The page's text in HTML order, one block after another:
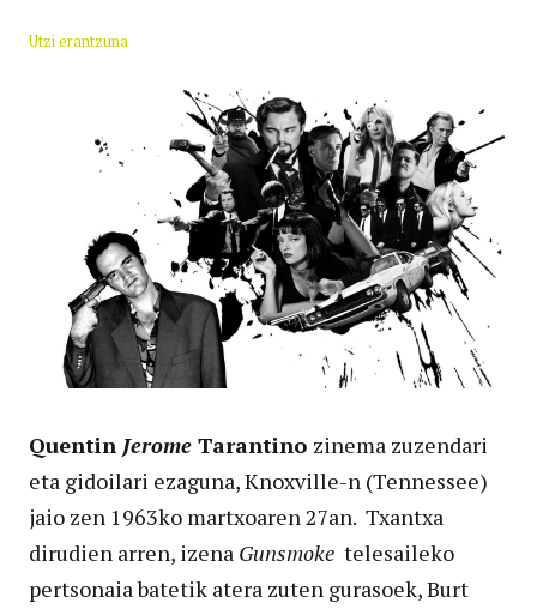
Utzi erantzuna
Quentin Jerome Tarantino zinema zuzendari
eta gidoilari ezaguna, Knoxville-n (Tennessee)
jaio zen 1963ko martxoaren 27an. Txantxa
dirudien arren, izena Gunsmoke telesaileko
pertsonaia batetik atera zuten gurasoek, Burt